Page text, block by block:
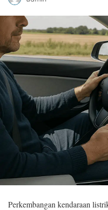
Perkembangan kendaraan